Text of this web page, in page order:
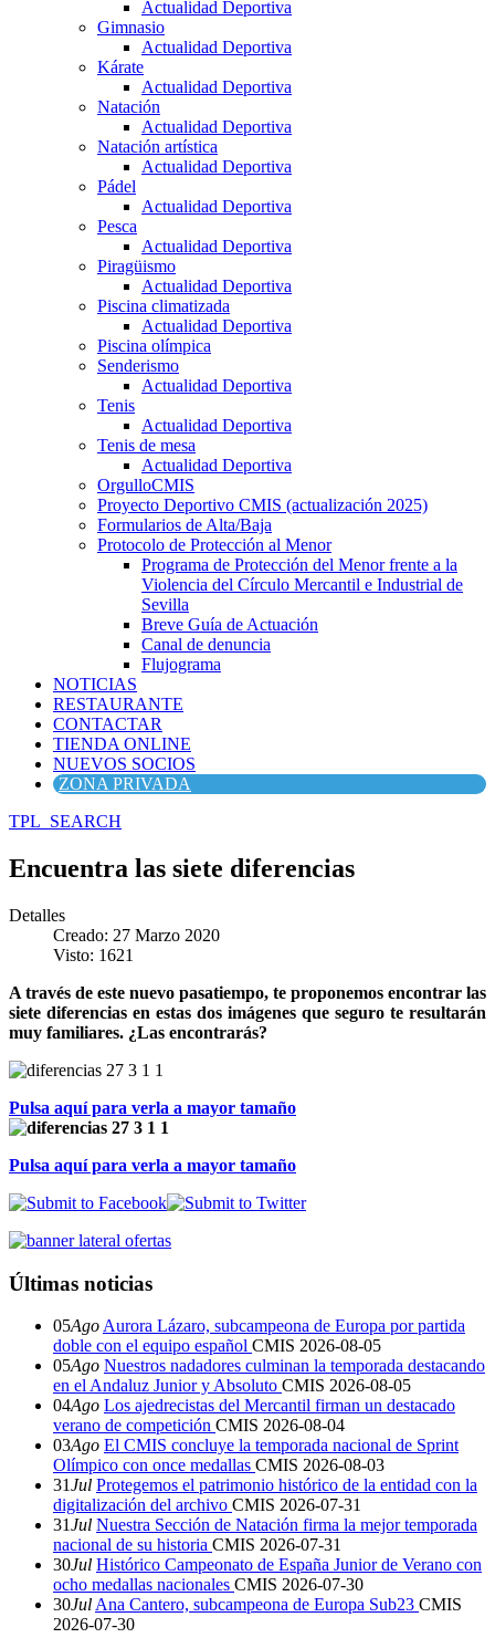
Actualidad Deportiva
Gimnasio
Actualidad Deportiva
Kárate
Actualidad Deportiva
Natación
Actualidad Deportiva
Natación artística
Actualidad Deportiva
Pádel
Actualidad Deportiva
Pesca
Actualidad Deportiva
Piragüismo
Actualidad Deportiva
Piscina climatizada
Actualidad Deportiva
Piscina olímpica
Senderismo
Actualidad Deportiva
Tenis
Actualidad Deportiva
Tenis de mesa
Actualidad Deportiva
OrgulloCMIS
Proyecto Deportivo CMIS (actualización 2025)
Formularios de Alta/Baja
Protocolo de Protección al Menor
Programa de Protección del Menor frente a la
Violencia del Círculo Mercantil e Industrial de
Sevilla
Breve Guía de Actuación
Canal de denuncia
Flujograma
NOTICIAS
RESTAURANTE
CONTACTAR
TIENDA ONLINE
NUEVOS SOCIOS
ZONA PRIVADA
TPL_SEARCH
Encuentra las siete diferencias
Detalles
Creado: 27 Marzo 2020
Visto: 1621
A través de este nuevo pasatiempo, te proponemos encontrar las
siete diferencias en estas dos imágenes que seguro te resultarán
muy familiares. ¿Las encontrarás?
Pulsa aquí para verla a mayor tamaño
Pulsa aquí para verla a mayor tamaño
Últimas noticias
05Ago Aurora Lázaro, subcampeona de Europa por partida
doble con el equipo español CMIS 2026-08-05
05Ago Nuestros nadadores culminan la temporada destacando
en el Andaluz Junior y Absoluto CMIS 2026-08-05
04Ago Los ajedrecistas del Mercantil firman un destacado
verano de competición CMIS 2026-08-04
03Ago El CMIS concluye la temporada nacional de Sprint
Olímpico con once medallas CMIS 2026-08-03
31Jul Protegemos el patrimonio histórico de la entidad con la
digitalización del archivo CMIS 2026-07-31
31Jul Nuestra Sección de Natación firma la mejor temporada
nacional de su historia CMIS 2026-07-31
30Jul Histórico Campeonato de España Junior de Verano con
ocho medallas nacionales CMIS 2026-07-30
30Jul Ana Cantero, subcampeona de Europa Sub23 CMIS
2026-07-30